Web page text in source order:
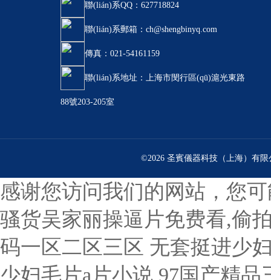
聯(lián)系QQ：627718824
聯(lián)系郵箱：ch@shengbinyq.com
傳真：021-54161159
聯(lián)系地址：上海市閔行區(qū)滬光東路
88號203-205室
©2026 圣賓儀器科技（上海）有
感谢您访问我们的网站，您
骚货吴家丽操逼片免费看,偷